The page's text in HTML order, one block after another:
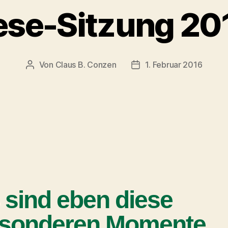
Sitzung
Von Claus B. Conzen 1. Februar 2016
sind eben diese